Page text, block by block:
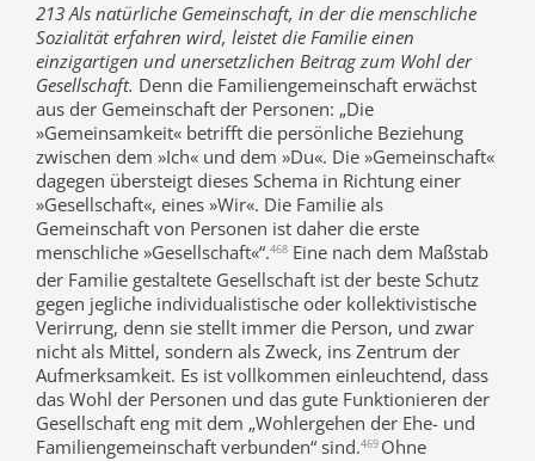
213 Als natürliche Gemeinschaft, in der die menschliche
Sozialität erfahren wird, leistet die Familie einen
einzigartigen und unersetzlichen Beitrag zum Wohl der
Gesellschaft. Denn die Familiengemeinschaft erwächst
aus der Gemeinschaft der Personen: „Die
»Gemeinsamkeit« betrifft die persönliche Beziehung
zwischen dem »Ich« und dem »Du«. Die »Gemeinschaft«
dagegen übersteigt dieses Schema in Richtung einer
»Gesellschaft«, eines »Wir«. Die Familie als
Gemeinschaft von Personen ist daher die erste
menschliche »Gesellschaft«“.468 Eine nach dem Maßstab
der Familie gestaltete Gesellschaft ist der beste Schutz
gegen jegliche individualistische oder kollektivistische
Verirrung, denn sie stellt immer die Person, und zwar
nicht als Mittel, sondern als Zweck, ins Zentrum der
Aufmerksamkeit. Es ist vollkommen einleuchtend, dass
das Wohl der Personen und das gute Funktionieren der
Gesellschaft eng mit dem „Wohlergehen der Ehe- und
Familiengemeinschaft verbunden“ sind.469 Ohne